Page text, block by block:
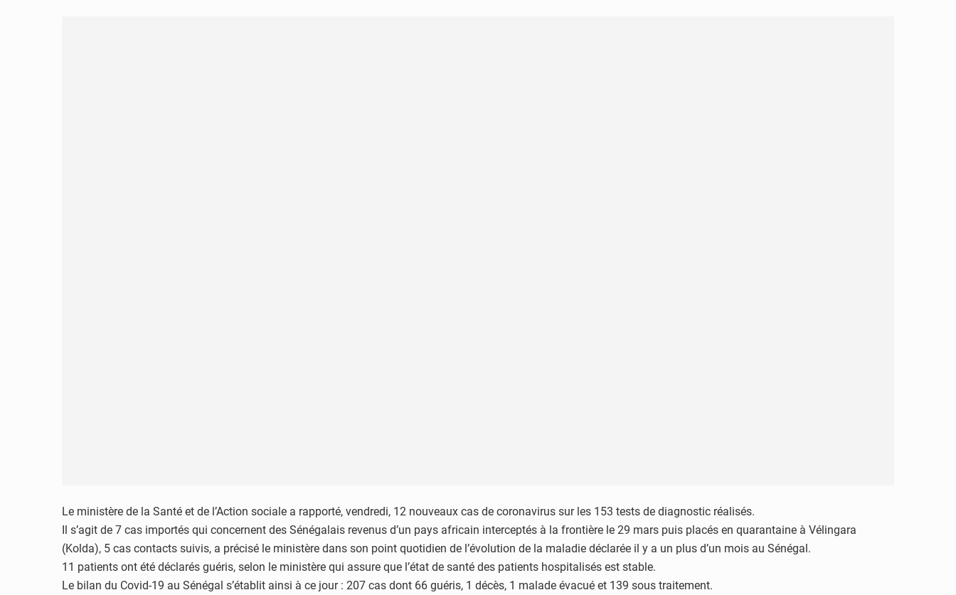
Le ministère de la Santé et de l’Action sociale a rapporté, vendredi, 12 nouveaux cas de coronavirus sur les 153 tests de diagnostic réalisés.
Il s’agit de 7 cas importés qui concernent des Sénégalais revenus d’un pays africain interceptés à la frontière le 29 mars puis placés en quarantaine à Vélingara
(Kolda), 5 cas contacts suivis, a précisé le ministère dans son point quotidien de l’évolution de la maladie déclarée il y a un plus d’un mois au Sénégal.
11 patients ont été déclarés guéris, selon le ministère qui assure que l’état de santé des patients hospitalisés est stable.
Le bilan du Covid-19 au Sénégal s’établit ainsi à ce jour : 207 cas dont 66 guéris, 1 décès, 1 malade évacué et 139 sous traitement.